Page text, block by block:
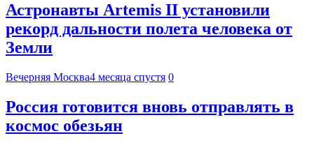
Астронавты Artemis II установили
рекорд дальности полета человека от
Земли
Вечерняя Москва4 месяца спустя 0
Россия готовится вновь отправлять в
космос обезьян